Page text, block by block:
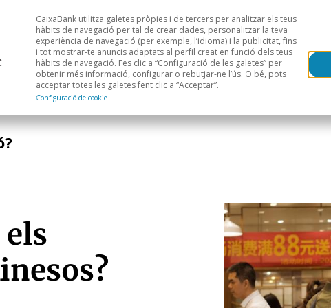
Anàlisi sectorial Àrees geogràfiques
CaixaBank utilitza galetes pròpies i de tercers per analitzar els teus
hàbits de navegació per tal de crear dades, personalitzar la teva
experiència de navegació (per exemple, l’idioma) i la publicitat, fins
i tot mostrar-te anuncis adaptats al perfil creat en funció dels teus
hàbits de navegació. Fes clic a “Configuració de les galetes” per
obtenir més informació, configurar o rebutjar-ne l’ús. O bé, pots
acceptar totes les galetes fent clic a “Acceptar”.
Configuració de cookie
els